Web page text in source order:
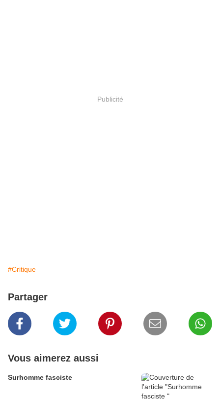
Publicité
#Critique
Partager
Vous aimerez aussi
Surhomme fasciste